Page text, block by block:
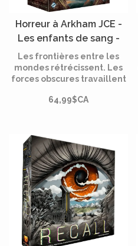
Horreur à Arkham JCE -
Les enfants de sang -
Extension campagne
(Français)
[PRÉCOMMANDE]
Les frontières entre les
mondes rétrécissent. Les
forces obscures travaillent
des horreurs, des
ville d’Arkham et derrière
tout cela, un Ancien
manipule tout depuis l’au-
delà.
64,99$CA